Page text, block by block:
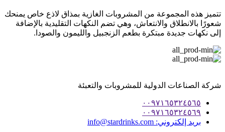
هذه المجموعة من المشروبات الغازية بمذاق لاذع خاص يمنحك
بالانطلاق والانتعاش، وهي تضم النكهات التقليدية بالإضافة
نكهات جديدة مبتكرة بطعم الزنجبيل والليمون والصودا.
الصناعات الدولية للمشروبات والتعبئة
٠٠٩٧١٦٥٣٢٤٥٦٥
٠٠٩٧١٦٥٣٢٤٥٦٩
بريد إلكتروني: info@stardrinks.com